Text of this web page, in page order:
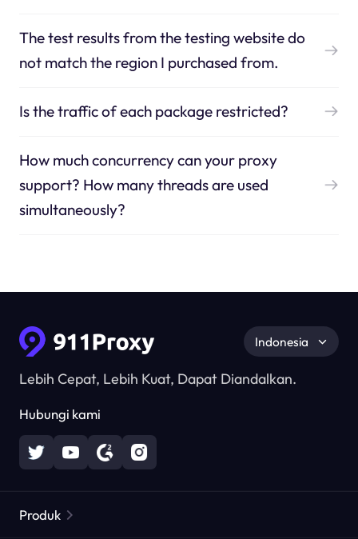
The test results from the testing website do
not match the region I purchased from.
Is the traffic of each package restricted?
How much concurrency can your proxy
support? How many threads are used
simultaneously?
Lebih Cepat, Lebih Kuat, Dapat Diandalkan.
Hubungi kami
Indonesia
Produk